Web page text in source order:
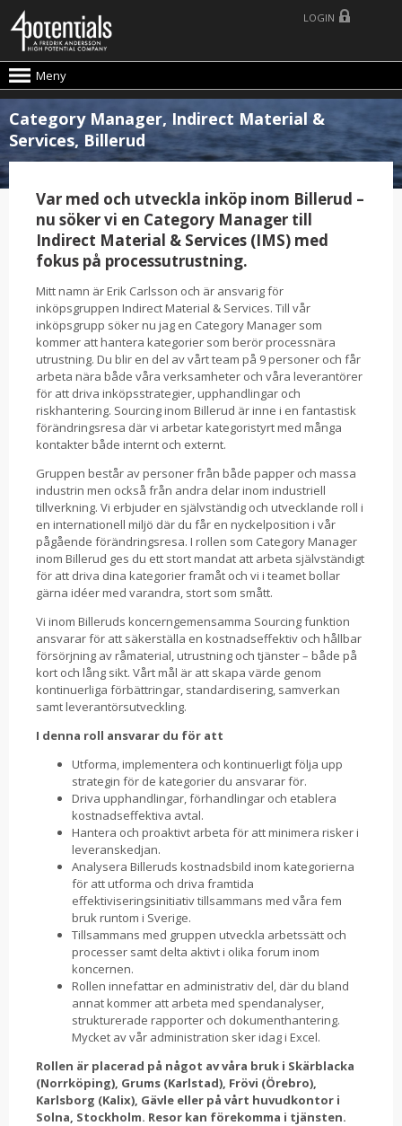
Meny
LOGIN
Category Manager, Indirect Material &
Services, Billerud
Var med och utveckla inköp inom Billerud –
nu söker vi en Category Manager till
Indirect Material & Services (IMS) med
fokus på processutrustning.
Mitt namn är Erik Carlsson och är ansvarig för
inköpsgruppen Indirect Material & Services. Till vår
inköpsgrupp söker nu jag en Category Manager som
kommer att hantera kategorier som berör processnära
utrustning. Du blir en del av vårt team på 9 personer och får
arbeta nära både våra verksamheter och våra leverantörer
för att driva inköpsstrategier, upphandlingar och
riskhantering. Sourcing inom Billerud är inne i en fantastisk
förändringsresa där vi arbetar kategoristyrt med många
kontakter både internt och externt.
Gruppen består av personer från både papper och massa
industrin men också från andra delar inom industriell
tillverkning. Vi erbjuder en självständig och utvecklande roll i
en internationell miljö där du får en nyckelposition i vår
pågående förändringsresa. I rollen som Category Manager
inom Billerud ges du ett stort mandat att arbeta självständigt
för att driva dina kategorier framåt och vi i teamet bollar
gärna idéer med varandra, stort som smått.
Vi inom Billeruds koncerngemensamma Sourcing funktion
ansvarar för att säkerställa en kostnadseffektiv och hållbar
försörjning av råmaterial, utrustning och tjänster – både på
kort och lång sikt. Vårt mål är att skapa värde genom
kontinuerliga förbättringar, standardisering, samverkan
samt leverantörsutveckling.
I denna roll ansvarar du för att
Utforma, implementera och kontinuerligt följa upp
strategin för de kategorier du ansvarar för.
Driva upphandlingar, förhandlingar och etablera
kostnadseffektiva avtal.
Hantera och proaktivt arbeta för att minimera risker i
leveranskedjan.
Analysera Billeruds kostnadsbild inom kategorierna
för att utforma och driva framtida
effektiviseringsinitiativ tillsammans med våra fem
bruk runtom i Sverige.
Tillsammans med gruppen utveckla arbetssätt och
processer samt delta aktivt i olika forum inom
koncernen.
Rollen innefattar en administrativ del, där du bland
annat kommer att arbeta med spendanalyser,
strukturerade rapporter och dokumenthantering.
Mycket av vår administration sker idag i Excel.
Rollen är placerad på något av våra bruk i Skärblacka
(Norrköping), Grums (Karlstad), Frövi (Örebro),
Karlsborg (Kalix), Gävle eller på vårt huvudkontor i
Solna, Stockholm. Resor kan förekomma i tjänsten.